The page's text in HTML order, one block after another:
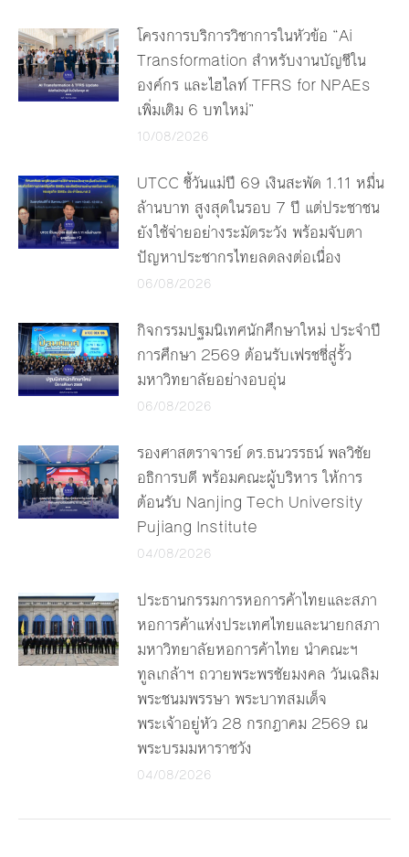
โครงการบริการวิชาการในหัวข้อ “Ai
Transformation สำหรับงานบัญชีใน
องค์กร และไฮไลท์ TFRS for NPAEs
เพิ่มเติม 6 บทใหม่”
10/08/2026
UTCC ชี้วันแม่ปี 69 เงินสะพัด 1.11 หมื่น
ล้านบาท สูงสุดในรอบ 7 ปี แต่ประชาชน
ยังใช้จ่ายอย่างระมัดระวัง พร้อมจับตา
ปัญหาประชากรไทยลดลงต่อเนื่อง
06/08/2026
กิจกรรมปฐมนิเทศนักศึกษาใหม่ ประจำปี
การศึกษา 2569 ต้อนรับเฟรชชี่สู่รั้ว
มหาวิทยาลัยอย่างอบอุ่น
06/08/2026
รองศาสตราจารย์ ดร.ธนวรรธน์ พลวิชัย
อธิการบดี พร้อมคณะผู้บริหาร ให้การ
ต้อนรับ Nanjing Tech University
Pujiang Institute
04/08/2026
ประธานกรรมการหอการค้าไทยและสภา
หอการค้าแห่งประเทศไทยและนายกสภา
มหาวิทยาลัยหอการค้าไทย นำคณะฯ
ทูลเกล้าฯ ถวายพระพรชัยมงคล วันเฉลิม
พระชนมพรรษา พระบาทสมเด็จ
พระเจ้าอยู่หัว 28 กรกฎาคม 2569 ณ
พระบรมมหาราชวัง
04/08/2026